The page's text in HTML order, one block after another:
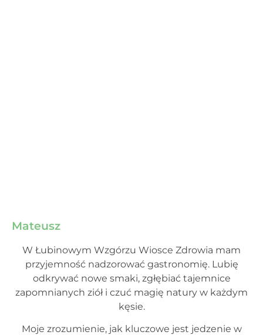
Mateusz
W Łubinowym Wzgórzu Wiosce Zdrowia mam
przyjemność nadzorować gastronomię. Lubię
odkrywać nowe smaki, zgłębiać tajemnice
zapomnianych ziół i czuć magię natury w każdym
kęsie.
Moje zrozumienie, jak kluczowe jest jedzenie w